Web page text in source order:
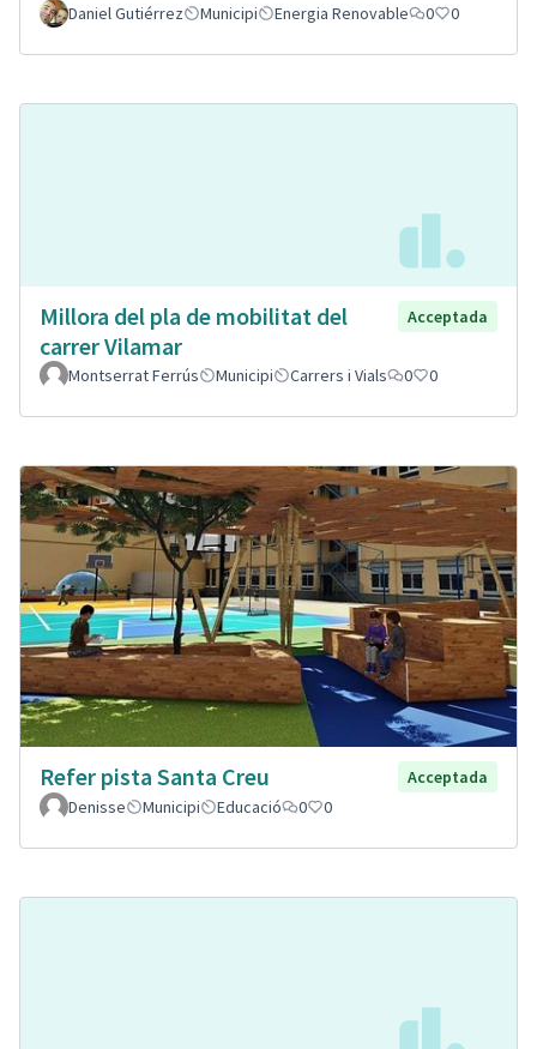
Daniel Gutiérrez Municipi Energia Renovable 0 0
Millora del pla de mobilitat del
carrer Vilamar
Acceptada
Montserrat Ferrús Municipi Carrers i Vials 0 0
Refer pista Santa Creu
Acceptada
Denisse
Municipi Educació 0 0